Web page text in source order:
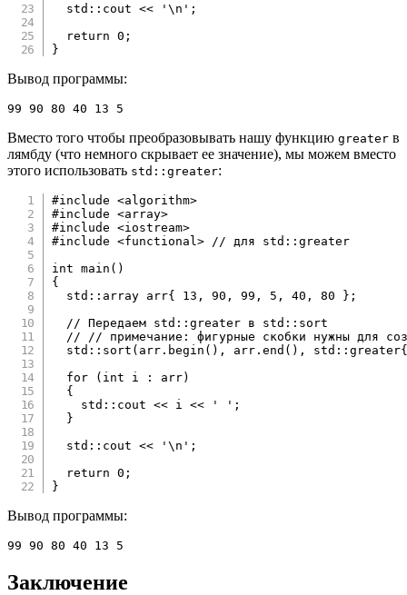
  std
:: cout << '\n' ;
return
0 ;
}
Вывод программы:
99 90 80 40 13 5
Вместо того чтобы преобразовывать нашу функцию greater в
лямбду (что немного скрывает ее значение), мы можем вместо
этого использовать std::greater:
#include
<algorithm>
#include
<array>
#include
<iostream>
#include <functional>
// для std::greater
int
main ( )
{
  std
:: array arr{ 13 , 90 , 99 , 5 , 40 , 80 } ;
// Передаем std::greater в std::sort
// // примечание: фигурные скобки нужны для
  std
:: sort ( arr . begin ( ) , arr .end ( ) , std ::greater
for
( int i : arr)
{
    std
:: cout << i << ' ' ;
}
  std
:: cout << '\n' ;
return
0 ;
}
Вывод программы:
99 90 80 40 13 5
Заключение